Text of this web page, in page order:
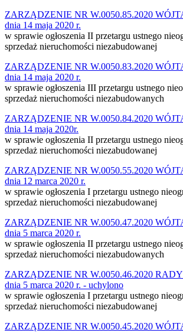
ZARZĄDZENIE NR W.0050.85.2020
dnia 14 maja 2020 r.
w sprawie ogłoszenia II przetargu ustnego
sprzedaż nieruchomości niezabudowanej
ZARZĄDZENIE NR W.0050.83.2020
dnia 14 maja 2020 r.
w sprawie ogłoszenia III przetargu ustnego
sprzedaż nieruchomości niezabudowanych
ZARZĄDZENIE NR W.0050.84.2020
dnia 14 maja 2020r.
w sprawie ogłoszenia II przetargu ustnego
sprzedaż nieruchomości niezabudowanej
ZARZĄDZENIE NR W.0050.55.2020
dnia 12 marca 2020 r.
w sprawie ogłoszenia I przetargu ustnego
sprzedaż nieruchomości niezabudowanej
ZARZĄDZENIE NR W.0050.47.2020
dnia 5 marca 2020 r.
w sprawie ogłoszenia II przetargu ustnego
sprzedaż nieruchomości niezabudowanych
ZARZĄDZENIE NR W.0050.46.2020
dnia 5 marca 2020 r. - uchylono
w sprawie ogłoszenia I przetargu ustnego
sprzedaż nieruchomości niezabudowanej
ZARZĄDZENIE NR W.0050.45.2020